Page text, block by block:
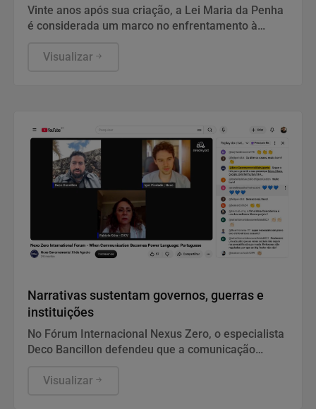
Vinte anos após sua criação, a Lei Maria da Penha
é considerada um marco no enfrentamento à
falhas na aplicação das medidas de proteção.
Visualizar
Narrativas sustentam governos, guerras e
instituições
No Fórum Internacional Nexus Zero, o especialista
Deco Bancillon defendeu que a comunicação
própria infraestrutura do poder. Ele explica que
Visualizar